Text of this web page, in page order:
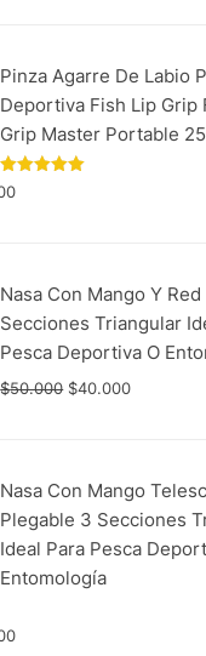
Pinza Agarre De Labio
Deportiva Fish Lip Grip
Grip Master Portable
Valorado
con
Nasa Con Mango Y
Secciones Triangular
Pesca Deportiva O
$50.000 $40.000
Nasa Con Mango
Plegable 3 Secciones
Ideal Para Pesca
Entomología